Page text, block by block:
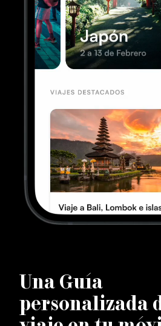
Una Guía
personalizada